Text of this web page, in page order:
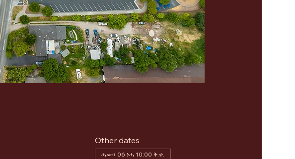
Other dates
ሓሙ፣ 06 ነሓ 10:00 ቅ.ቀ.